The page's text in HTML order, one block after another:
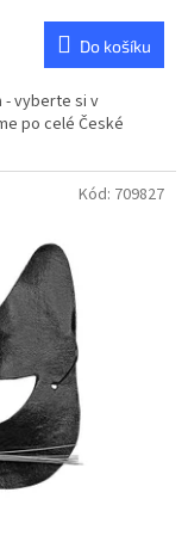
Do košíku
- vyberte si v
po celé České
Kód: 709827